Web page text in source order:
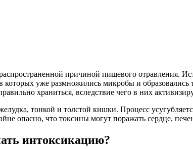
причиной пищевого отравления.
уже размножились микробы и
храниться, вследствие чего в них
тонкой и толстой кишки. Процесс
опасно, что токсины могут поражать сердце,
интоксикацию?